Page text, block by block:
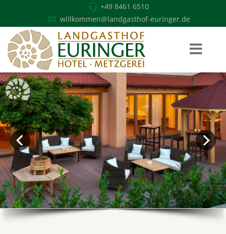
+49 8461 6510
willkommen@landgasthof-euringer.de